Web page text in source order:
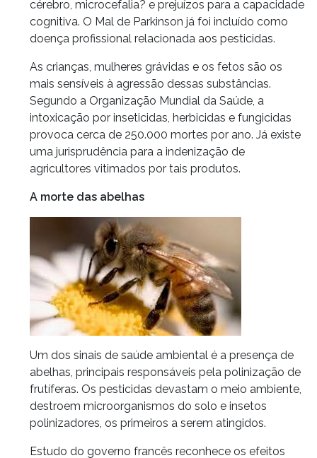
cérebro, microcefalia? e prejuízos para a capacidade
cognitiva. O Mal de Parkinson já foi incluído como
doença profissional relacionada aos pesticidas.
As crianças, mulheres grávidas e os fetos são os
mais sensíveis à agressão dessas substâncias.
Segundo a Organização Mundial da Saúde, a
intoxicação por inseticidas, herbicidas e fungicidas
provoca cerca de 250.000 mortes por ano. Já existe
uma jurisprudência para a indenização de
agricultores vitimados por tais produtos.
A morte das abelhas
Um dos sinais de saúde ambiental é a presença de
abelhas, principais responsáveis pela polinização de
frutíferas. Os pesticidas devastam o meio ambiente,
destroem microorganismos do solo e insetos
polinizadores, os primeiros a serem atingidos.
Estudo do governo francês reconhece os efeitos